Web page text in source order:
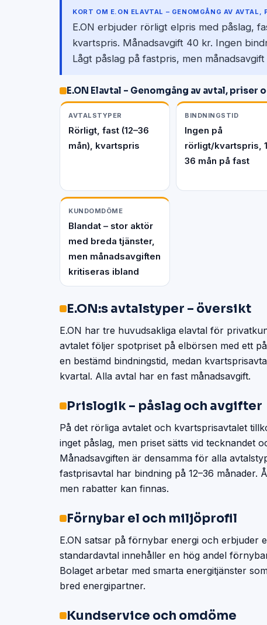
KORT OM E.ON ELAVTAL – GENOMGÅNG AV AVTAL,
E.ON erbjuder rörligt elpris med påslag,
kvartspris. Månadsavgift 40 kr. Ingen
Lågt påslag på fastpris, men
E.ON Elavtal – Genomgång av avtal,
AVTALSTYPER
Rörligt, fast (12–36
mån), kvartspris
BINDNINGSTID
Ingen på
rörligt/kvartspris,
36 mån på fast
KUNDOMDÖME
Blandat – stor aktör
med breda tjänster,
men månadsavgiften
kritiseras ibland
E.ON:s avtalstyper – översikt
E.ON har tre huvudsakliga elavtal för
avtalet följer spotpriset på elbörsen med ett
en bestämd bindningstid, medan
kvartal. Alla avtal har en fast månadsavgift.
Prislogik – påslag och avgifter
På det rörliga avtalet och kvartsprisavtalet
inget påslag, men priset sätts vid tecknandet
Månadsavgiften är densamma för alla
fastprisavtal har bindning på 12–36
men rabatter kan finnas.
Förnybar el och miljöprofil
E.ON satsar på förnybar energi och erbjuder
standardavtal innehåller en hög andel
Bolaget arbetar med smarta energitjänster
bred energipartner.
Kundservice och omdöme